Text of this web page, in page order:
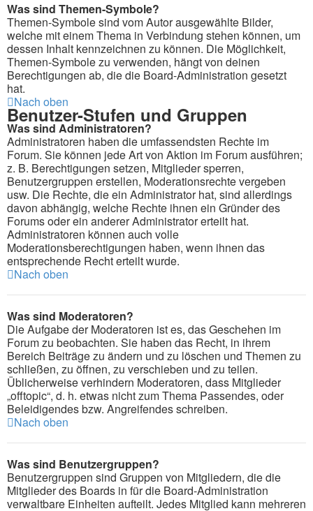
Was sind Themen-Symbole?
Themen-Symbole sind vom Autor ausgewählte Bilder,
welche mit einem Thema in Verbindung stehen können, um
dessen Inhalt kennzeichnen zu können. Die Möglichkeit,
Themen-Symbole zu verwenden, hängt von deinen
Berechtigungen ab, die die Board-Administration gesetzt
hat.
Nach oben
Benutzer-Stufen und Gruppen
Was sind Administratoren?
Administratoren haben die umfassendsten Rechte im
Forum. Sie können jede Art von Aktion im Forum ausführen;
z. B. Berechtigungen setzen, Mitglieder sperren,
Benutzergruppen erstellen, Moderationsrechte vergeben
usw. Die Rechte, die ein Administrator hat, sind allerdings
davon abhängig, welche Rechte ihnen ein Gründer des
Forums oder ein anderer Administrator erteilt hat.
Administratoren können auch volle
Moderationsberechtigungen haben, wenn ihnen das
entsprechende Recht erteilt wurde.
Nach oben
Was sind Moderatoren?
Die Aufgabe der Moderatoren ist es, das Geschehen im
Forum zu beobachten. Sie haben das Recht, in ihrem
Bereich Beiträge zu ändern und zu löschen und Themen zu
schließen, zu öffnen, zu verschieben und zu teilen.
Üblicherweise verhindern Moderatoren, dass Mitglieder
„offtopic“, d. h. etwas nicht zum Thema Passendes, oder
Beleidigendes bzw. Angreifendes schreiben.
Nach oben
Was sind Benutzergruppen?
Benutzergruppen sind Gruppen von Mitgliedern, die die
Mitglieder des Boards in für die Board-Administration
verwaltbare Einheiten aufteilt. Jedes Mitglied kann mehreren